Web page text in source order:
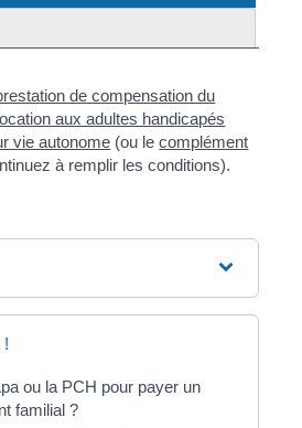
de compensation du
aux adultes handicapés
vie autonome (ou lecomplément
à remplir les conditions).
!
ou la PCH pour payer un
familial ?